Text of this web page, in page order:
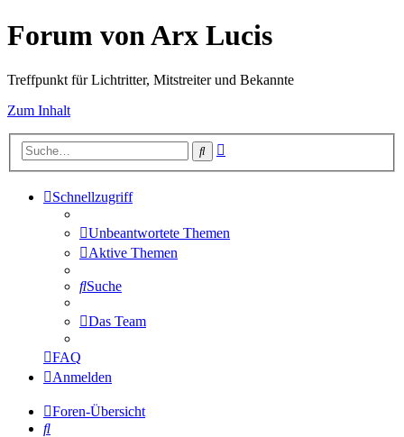
Forum von Arx Lucis
Treffpunkt für Lichtritter, Mitstreiter und Bekannte
Zum Inhalt
Suche
Schnellzugriff
Unbeantwortete Themen
Aktive Themen
Suche
Das Team
FAQ
Anmelden
Foren-Übersicht
Suche